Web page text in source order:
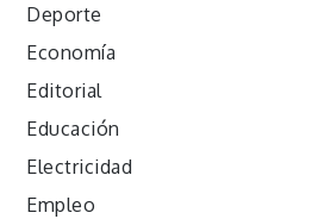
Deporte
Economía
Editorial
Educación
Electricidad
Empleo